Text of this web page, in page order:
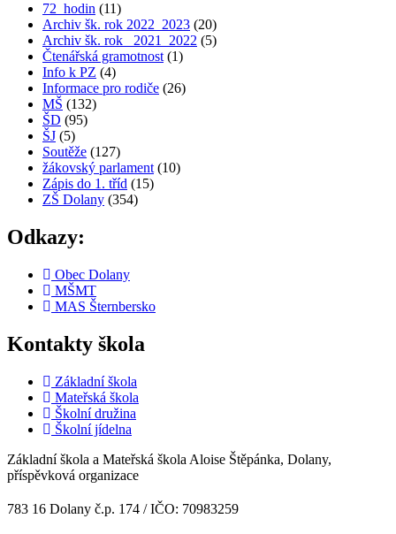
72_hodin (11)
Archiv šk. rok 2022_2023 (20)
Archiv šk. rok_ 2021_2022 (5)
Čtenářská gramotnost (1)
Info k PZ (4)
Informace pro rodiče (26)
MŠ (132)
ŠD (95)
ŠJ (5)
Soutěže (127)
žákovský parlament (10)
Zápis do 1. tříd (15)
ZŠ Dolany (354)
Odkazy:
Obec Dolany
MŠMT
MAS Šternbersko
Kontakty škola
Základní škola
Mateřská škola
Školní družina
Školní jídelna
Základní škola a Mateřská škola Aloise Štěpánka, Dolany,
příspěvková organizace
783 16 Dolany č.p. 174 / IČO: 70983259